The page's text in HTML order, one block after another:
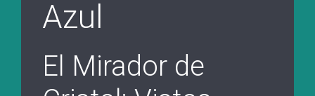
Azul
El Mirador de